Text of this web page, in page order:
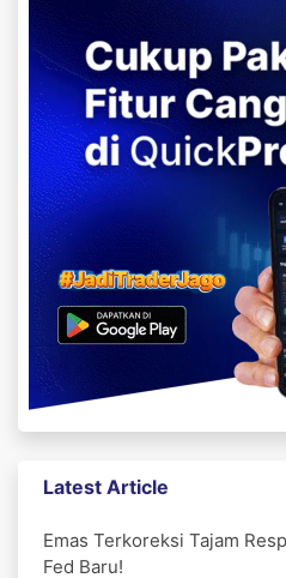
Latest Article
Emas Terkoreksi Tajam
Fed Baru!